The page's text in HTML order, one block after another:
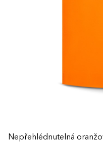
Nepřehlédnutelná